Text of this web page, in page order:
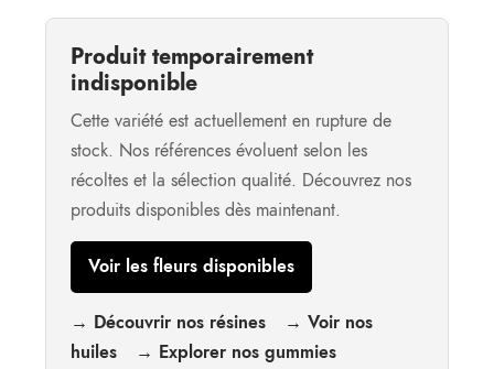
Produit temporairement
indisponible
Cette variété est actuellement en rupture de
stock. Nos références évoluent selon les
récoltes et la sélection qualité. Découvrez nos
produits disponibles dès maintenant.
Voir les fleurs disponibles
→ Découvrir nos résines
→ Voir nos
huiles
→ Explorer nos gummies